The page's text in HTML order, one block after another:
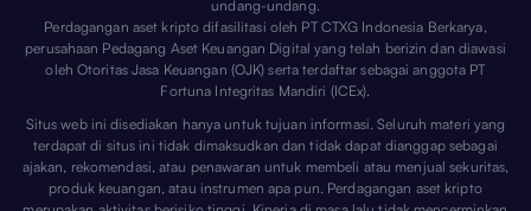
undang-undang.
Perdagangan aset kripto difasilitasi oleh PT CTXG Indonesia Berkarya,
perusahaan Pedagang Aset Keuangan Digital yang telah berizin dan diawasi
oleh Otoritas Jasa Keuangan (OJK) serta terdaftar sebagai anggota PT
Fortuna Integritas Mandiri (ICEx).
Situs web ini disediakan hanya untuk tujuan informasi. Seluruh materi yang
terdapat di situs ini tidak dimaksudkan dan tidak dapat dianggap sebagai
ajakan, rekomendasi, atau penawaran untuk membeli atau menjual sekuritas,
produk keuangan, atau instrumen apa pun. Perdagangan aset kripto